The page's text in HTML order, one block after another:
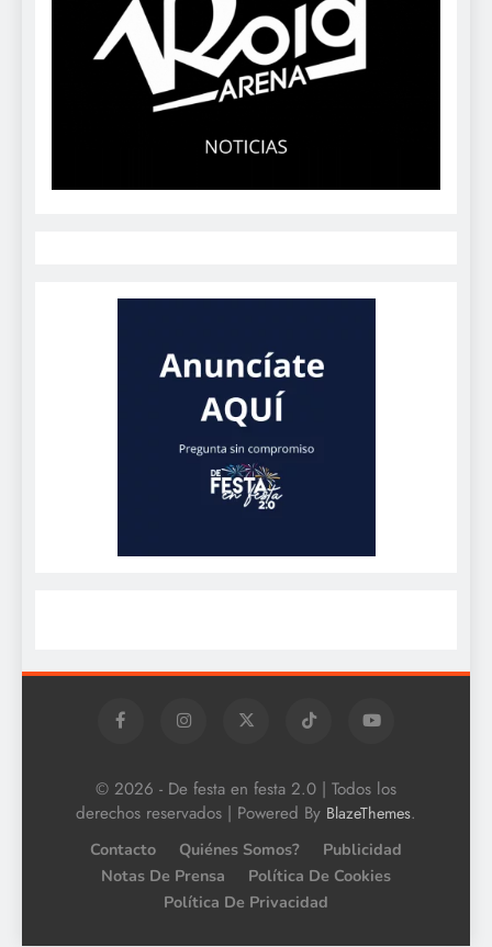
© 2026 - De festa en festa 2.0 | Todos los
derechos reservados | Powered By BlazeThemes.
Contacto Quiénes Somos?
Publicidad
Notas De Prensa
Política De Cookies
Política De Privacidad